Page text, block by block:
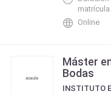
matrícula.
Online
Máster
Bodas